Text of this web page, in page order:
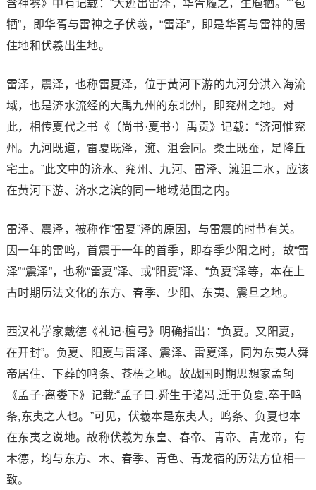
含神雾》中有记载：“大迹出雷泽，华胥履之，生庖牺。”“苞
牺”，即华胥与雷神之子伏羲，“雷泽”，即是华胥与雷神的居
住地和伏羲出生地。
雷泽，震泽，也称雷夏泽，位于黄河下游的九河分洪入海流
域，也是济水流经的大禹九州的东北州，即兖州之地。对
此，相传夏代之书《（尚书·夏书·）禹贡》记载：“济河惟兖
州。九河既道，雷夏既泽，澭、沮会同。桑土既蚕，是降丘
宅土。”此文中的济水、兖州、九河、雷泽、澭沮二水，应该
在黄河下游、济水之滨的同一地域范围之内。
雷泽、震泽，被称作“雷夏”泽的原因，与雷震的时节有关。
因一年的雷鸣，首震于一年的首季，即春季少阳之时，故“雷
泽”“震泽”，也称“雷夏”泽、或“阳夏”泽、“负夏”泽等，本在上
古时期历法文化的东方、春季、少阳、东夷、震旦之地。
西汉礼学家戴德《礼记·檀弓》明确指出：“负夏。又阳夏，
在开封”。负夏、阳夏与雷泽、震泽、雷夏泽，同为东夷人舜
帝居住、下葬的鸣条、苍梧之地。故战国时期思想家孟轲
《孟子·离娄下》记载:“孟子曰,舜生于诸冯,迁于负夏,卒于鸣
条,东夷之人也。”可见，伏羲本是东夷人，鸣条、负夏也本
在东夷之说地。故称伏羲为东皇、春帝、青帝、青龙帝，有
木德，均与东方、木、春季、青色、青龙宿的历法方位相一
致。